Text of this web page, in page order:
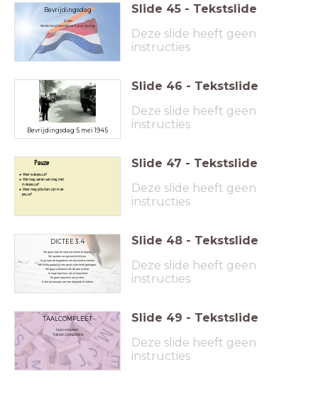
Bevrijdingsdag
5 mei
Nederland bevrijd na 5 jaar oorlog
Slide 45 - Tekstslide
Deze slide heeft geen
instructies
Bevrijdingsdag 5 mei 1945
Slide 46 - Tekstslide
Deze slide heeft geen
instructies
Pauze
Waar is de pauze?
Wat mag wel en wat mag niet
in de pauze?
Waar mag je buiten zijn in de
pauze?
Slide 47 - Tekstslide
Deze slide heeft geen
instructies
DICTEE 3.4
Wij gaan naar de stad om kleren te kopen.
Wij sporten om gezond te blijven.
Ik ga naar de begrafenis om afscheid te nemen.
Mo is blij omdat hij een goed cijfer heeft gekregen.
We gaan wandelen als de zon schijnt.
Je mag naar huis, als je klaar bent.
Ze gaan naar huis om te eten.
Ik bel de huisarts om een afspraak te maken.
Slide 48 - Tekstslide
Deze slide heeft geen
instructies
TAALCOMPLEET
taal compleet
THEMA 3 KINDEREN
Slide 49 - Tekstslide
Deze slide heeft geen
instructies